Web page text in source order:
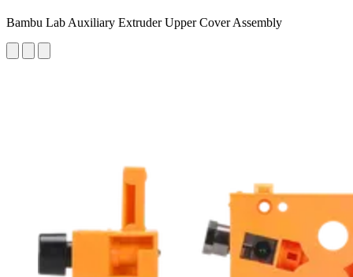
Bambu Lab Auxiliary Extruder Upper Cover Assembly